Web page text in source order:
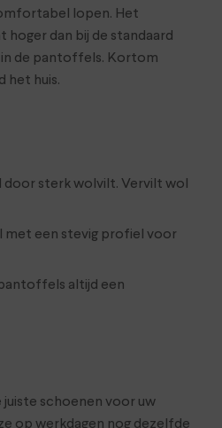
lopen. Het
dan bij de standaard
de pantoffels. Kortom
het huis.
door sterk wolvilt. Vervilt wol
met een stevig profiel voor
altijd een
juiste schoenen voor uw
op werkdagen nog dezelfde